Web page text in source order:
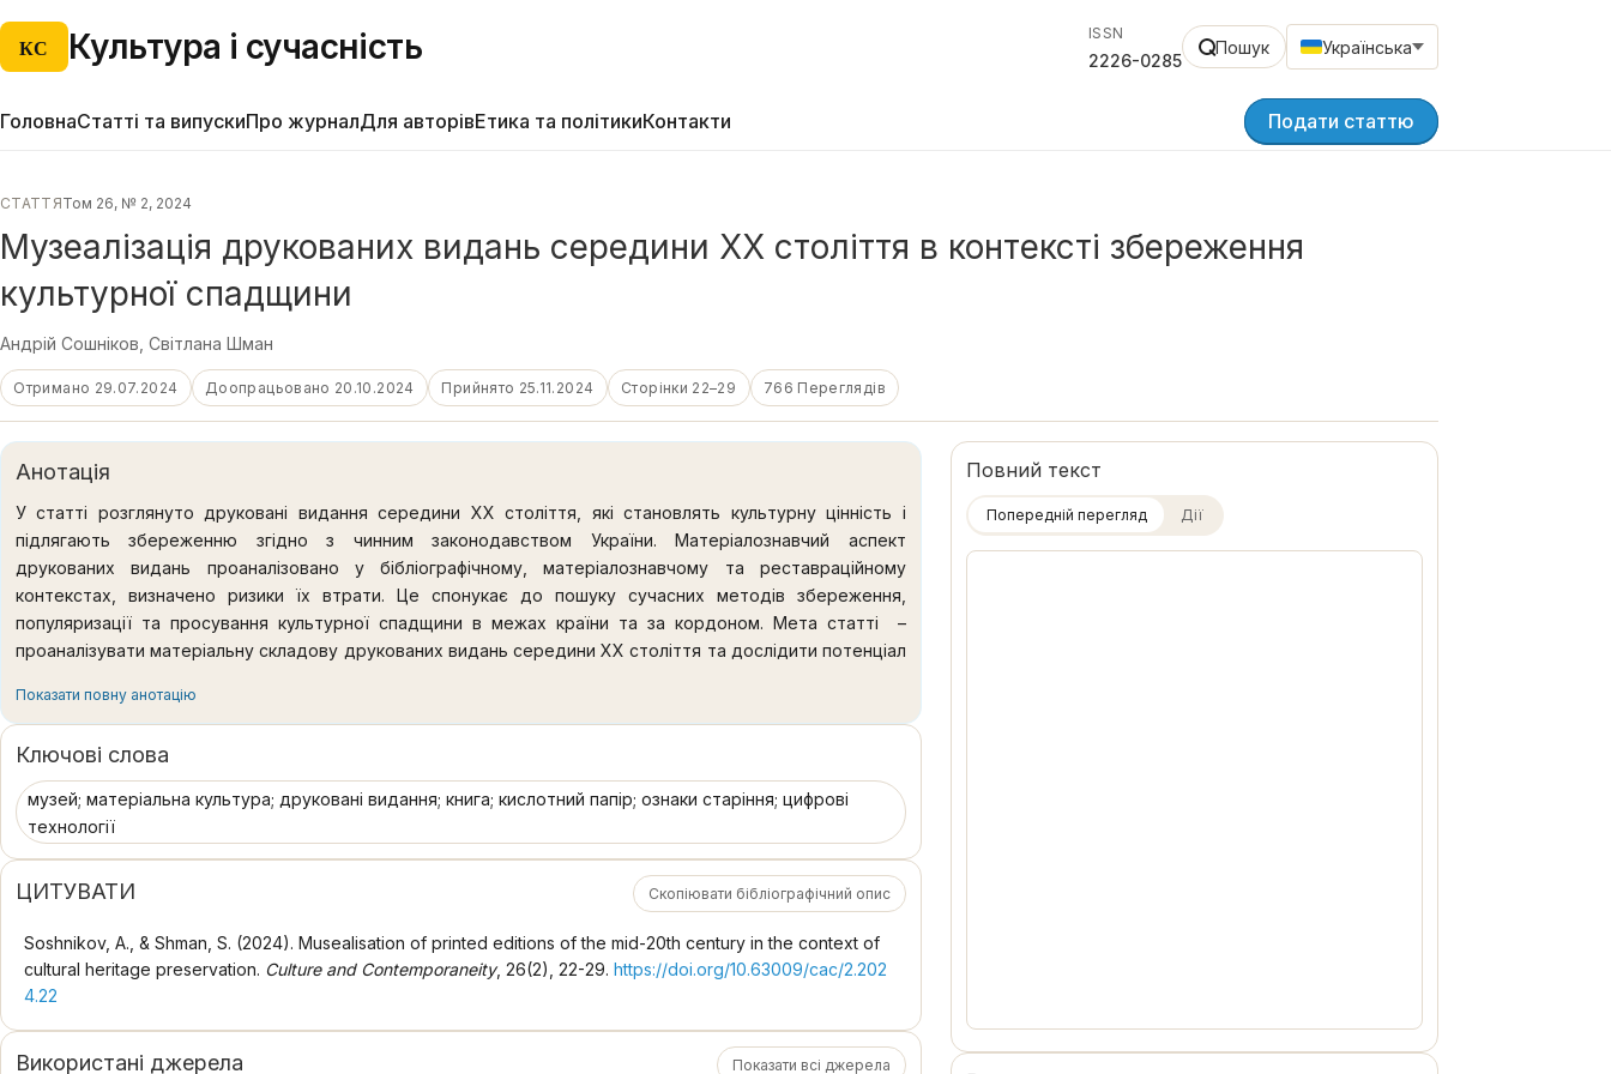
КС Культура і сучасність ISSN
2226-0285
Пошук Українська
ГоловнаСтатті та випускиПро журналДля авторівЕтика та політикиКонтакти Подати статтю
СТАТТЯТом 26, № 2, 2024
Музеалізація друкованих видань середини ХХ століття в контексті збереження
культурної спадщини
Андрій Сошніков Світлана Шман
Отримано 29.07.2024 Доопрацьовано 20.10.2024 Прийнято 25.11.2024 Сторінки 22–29 766 Переглядів
Анотація
У статті розглянуто друковані видання середини ХХ століття, які становлять культурну цінність і
підлягають збереженню згідно з чинним законодавством України. Матеріалознавчий аспект
друкованих видань проаналізовано у бібліографічному, матеріалознавчому та реставраційному
контекстах, визначено ризики їх втрати. Це спонукає до пошуку сучасних методів збереження,
популяризації та просування культурної спадщини в межах країни та за кордоном. Мета статті –
проаналізувати матеріальну складову друкованих видань середини ХХ століття та дослідити потенціал
аналітичний, історичний, гносеологічний, аксіологічний аналіз та теоретичне узагальнення для
збереження книжкових фондів наприкінці ХХ століття стало глобальною проблемою, над якою
замислилися цивілізовані країни світу. Збереження книжкових фондів є життєво необхідним як частина
культурної спадщини, що має як духовну, так і матеріальну цінність. Унікальність друкованих видань
середини ХХ століття полягає в тому, що вони були створені на кислотному папері, мають обмежений
термін служби, потребують особливих умов зберігання і залишилися в незначній кількості. Крім того,
вони цінні тим, що є об’єктивними свідками та носіями інформації про історію та тогочасне
використання друкованих видань необхідно створити комплексну систему безпеки, а також ретельно
дослідити їх, щоб надати рекомендації щодо зберігання. Визнано, що використання цифрових
технологій може стати основним інструментом для закладів культури у збереженні та використанні
музейних колекцій. Результати проведеного дослідження можуть слугувати теоретико-
методологічним підґрунтям для підготовки комплексних праць, навчальних програм, лекційних курсів та
Показати повну анотацію
Ключові слова
музей; матеріальна культура; друковані видання; книга; кислотний папір; ознаки старіння; цифрові
технології
ЦИТУВАТИ Скопіювати бібліографічний опис
Soshnikov, A., & Shman, S. (2024). Musealisation of printed editions of the mid-20th century in the context of
cultural heritage preservation. Culture and Contemporaneity, 26(2), 22-29. https://doi.org/10.63009/cac/2.202
4.22
Використані джерела Показати всі джерела
Повний текст
Попередній перегляд Дії